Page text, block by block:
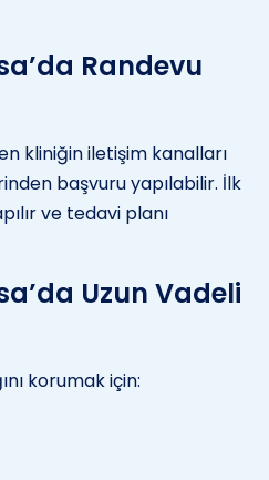
Randevu
kliniğin iletişim kanalları
başvuru yapılabilir. İlk
ve tedavi planı
Uzun Vadeli
korumak için: